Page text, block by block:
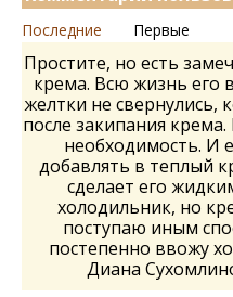
Последние Первые
Простите, но есть
крема. Всю жизнь его
желтки не свернулись,
после закипания
необходимость. И
добавлять в теплый
сделает его
холодильник, но
поступаю иным
постепенно ввожу
Диана